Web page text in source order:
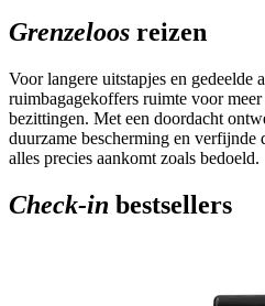
Grenzeloos reizen
Voor langere uitstapjes en gedeelde
ruimbagagekoffers ruimte voor
bezittingen. Met een doordacht
duurzame bescherming en verfijnde
alles precies aankomt zoals bedoeld.
Check-in bestsellers